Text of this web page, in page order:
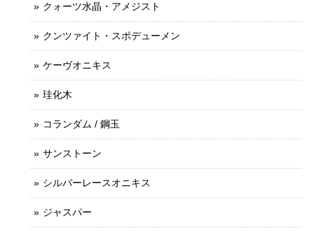
クォーツ水晶・アメジスト
クンツァイト・スポデューメン
ケーヴオニキス
珪化木
コランダム / 鋼玉
サンストーン
シルバーレースオニキス
ジャスパー